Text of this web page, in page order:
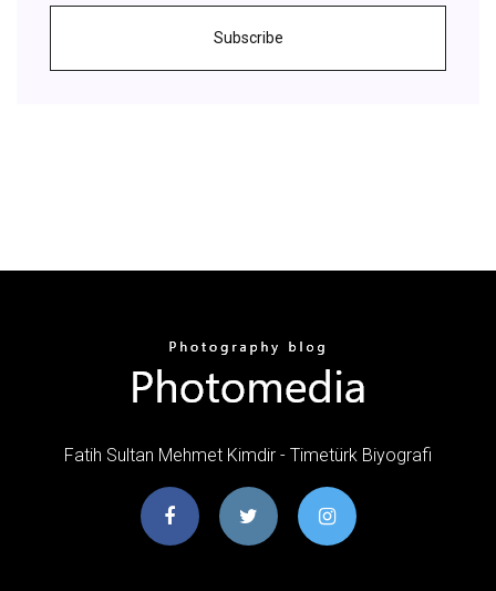
Subscribe
Fatih Sultan Mehmet Kimdir - Timetürk Biyografi